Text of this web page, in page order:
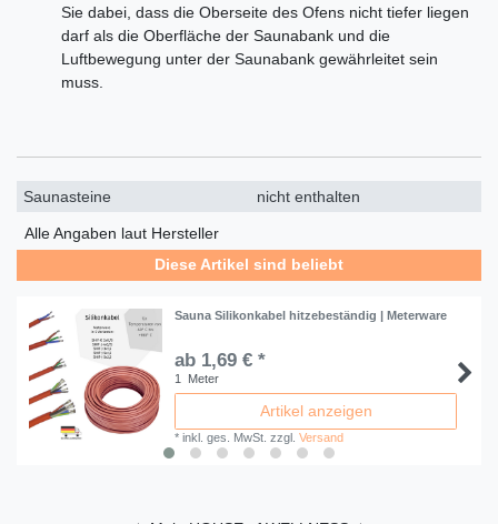
Sie dabei, dass die Oberseite des Ofens nicht tiefer liegen
darf als die Oberfläche der Saunabank und die
Luftbewegung unter der Saunabank gewährleitet sein
muss.
Saunasteine nicht enthalten
Alle Angaben laut Hersteller
Diese Artikel sind beliebt
Sauna Silikonkabel hitzebeständig | Meterware
ab 1,69 € *
1 Meter
Artikel anzeigen
*inkl. ges. MwSt. zzgl.Versand